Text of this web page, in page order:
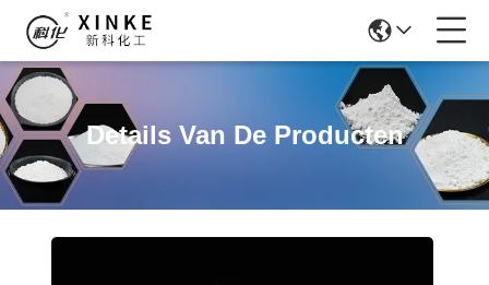
Details Van De Producten